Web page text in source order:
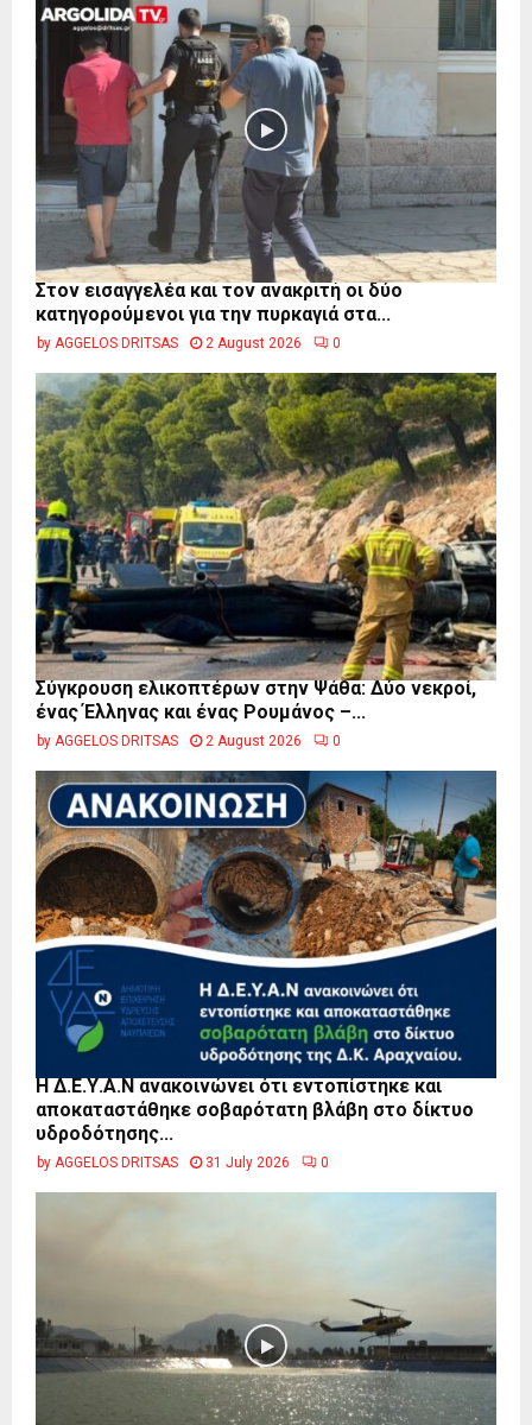
Στον εισαγγελέα και τον ανακριτή οι δύο
κατηγορούμενοι για την πυρκαγιά στα...
by AGGELOS DRITSAS 2 August 2026 0
Σύγκρουση ελικοπτέρων στην Ψάθα: Δύο νεκροί,
ένας Έλληνας και ένας Ρουμάνος –...
by AGGELOS DRITSAS 2 August 2026 0
Η Δ.Ε.Υ.Α.Ν ανακοινώνει ότι εντοπίστηκε και
αποκαταστάθηκε σοβαρότατη βλάβη στο δίκτυο
υδροδότησης...
by AGGELOS DRITSAS 31 July 2026 0